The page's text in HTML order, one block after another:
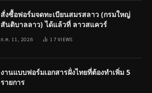
สั่งซื้อฟอร์มจดทะเบียนสมรสลาว (กรมใหญ่
สันติบาลลาว) ได้แล้วที่ ลาวสแควร์
ก.ค. 11, 2026 17VIEWS
งานแบบฟอร์มเอกสารฝั่งไทยที่ต้องทำเพิ่ม 5
รายการ